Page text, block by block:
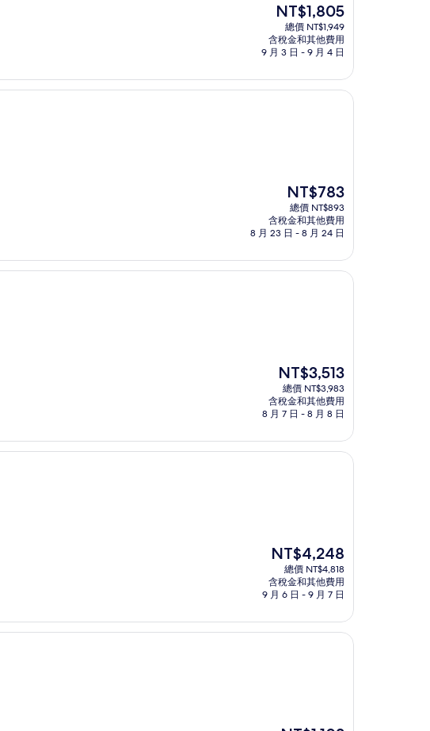
現
在
價
格
NT$1,805
NT$1,805
總價 NT$1,949
含稅金和其他費用
9 月 3 日 - 9 月 4 日
現
在
價
格
NT$783
NT$783
總價 NT$893
含稅金和其他費用
8 月 23 日 - 8 月 24 日
現
在
價
格
NT$3,513
NT$3,513
總價 NT$3,983
含稅金和其他費用
8 月 7 日 - 8 月 8 日
現
價
格
NT$4,248
NT$4,248
總價 NT$4,818
含稅金和其他費用
9 月 6 日 - 9 月 7 日